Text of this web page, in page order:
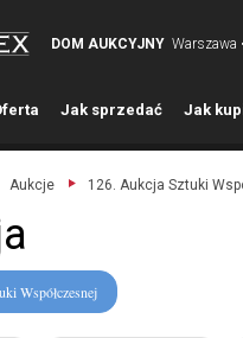
DOM AUKCYJNY Warszawa
ferta Jak sprzedać Jak
Aukcje 126. Aukcja Sztuki
Współczesnej